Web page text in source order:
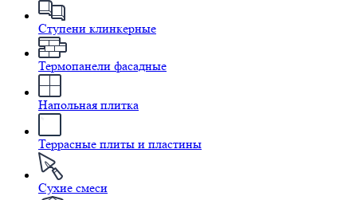
Ступени клинкерные
Термопанели фасадные
Напольная плитка
Террасные плиты и пластины
Сухие смеси